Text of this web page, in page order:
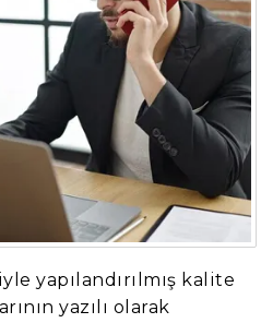
yapılandırılmış kalite
yazılı olarak